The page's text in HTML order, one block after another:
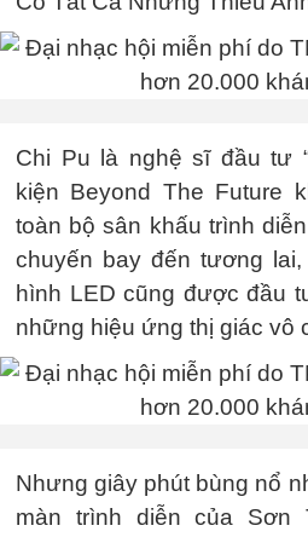
Chi Pu là nghệ sĩ đầu tư
kiện Beyond The Future
toàn bộ sân khấu trình
chuyến bay đến tương
hình LED cũng được đầu
những hiệu ứng thị giác vô
Nhưng giây phút bùng nổ
màn trình diễn của Sơn